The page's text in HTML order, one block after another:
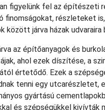
figyelünk fel az építészeti
finomságokat, részleteket
között járva házak
az építőanyagok és
ahol ezek díszítése, a
értetődő. Ezek a
tenni egy utcarészletet,
gyártású
és szépségükkel